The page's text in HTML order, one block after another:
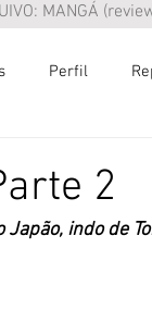
MANGÁ
Perfil
2
indo de